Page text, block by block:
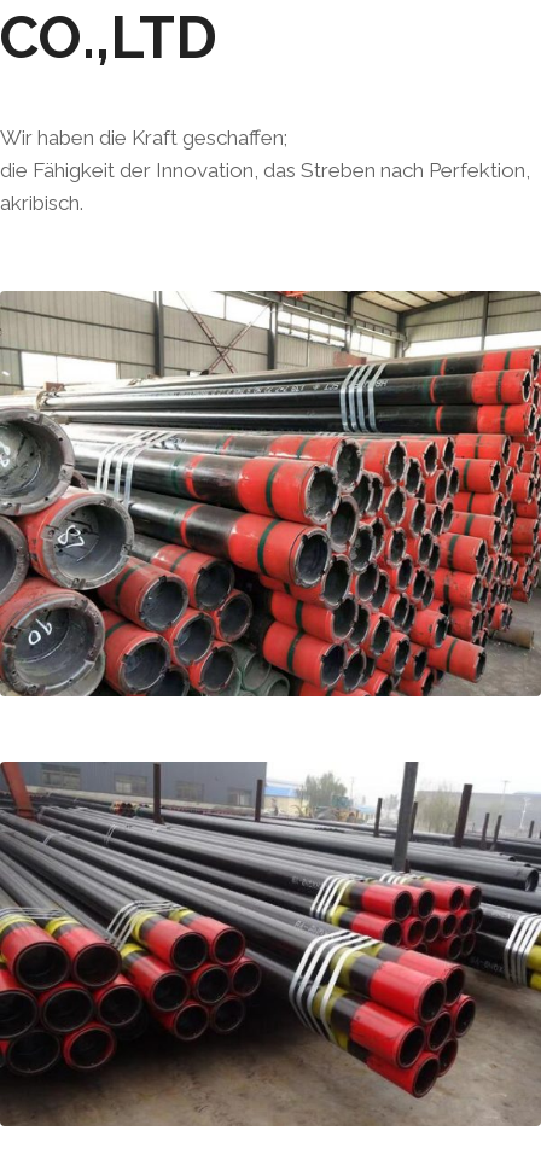
CO.,LTD
Wir haben die Kraft geschaffen;
die Fähigkeit der Innovation, das Streben nach Perfektion,
akribisch.